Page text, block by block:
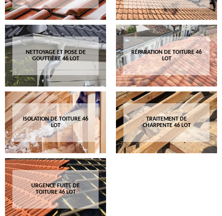
NETTOYAGE ET POSE DE
GOUTTIÈRE 46 LOT
RÉPARATION DE TOITURE 46
LOT
ISOLATION DE TOITURE 46
LOT
TRAITEMENT DE
CHARPENTE 46 LOT
URGENCE FUITE DE
TOITURE 46 LOT